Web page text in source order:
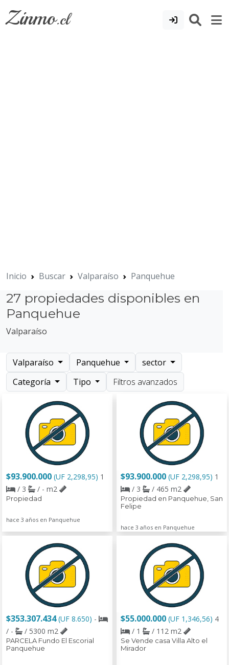
Zinmo.cl
Inicio Buscar Valparaíso Panquehue
27 propiedades disponibles en
Panquehue
Valparaíso
Valparaíso Panquehue
sector
Categoría
Tipo Filtros avanzados
$93.900.000 (UF 2,298,95) 1
/ 3
/ - m2
Propiedad
hace 3 años en Panquehue
$93.900.000 (UF 2,298,95) 1
/ 3
/ 465 m2
Propiedad en Panquehue, San
Felipe
hace 3 años en Panquehue
$353.307.434(UF 8.650) -
/ -
/ 5300 m2
PARCELA Fundo El Escorial
Panquehue
$55.000.000 (UF 1,346,56) 4
/ 1
/ 112 m2
Se Vende casa Villa Alto el
Mirador